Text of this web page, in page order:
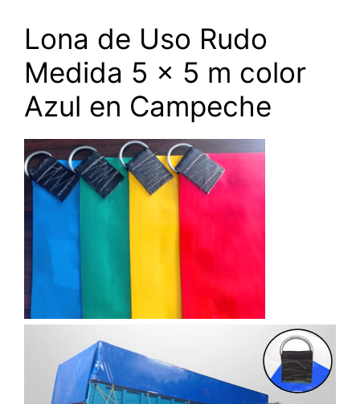
Lona de Uso Rudo
Medida 5 x 5 m color
Azul en Campeche